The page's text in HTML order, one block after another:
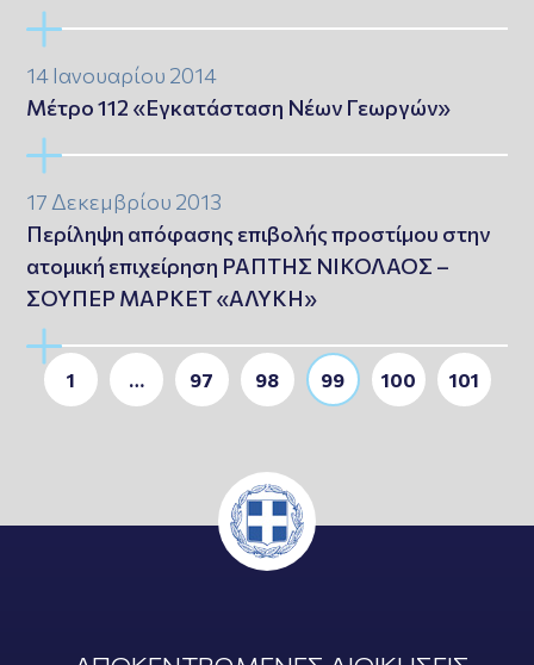
14 Ιανουαρίου 2014
Μέτρο 112 «Εγκατάσταση Νέων Γεωργών»
17 Δεκεμβρίου 2013
Περίληψη απόφασης επιβολής προστίμου στην
ατομική επιχείρηση ΡΑΠΤΗΣ ΝΙΚΟΛΑΟΣ –
ΣΟΥΠΕΡ ΜΑΡΚΕΤ «ΑΛΥΚΗ»
1 … 97 98 99 100 101